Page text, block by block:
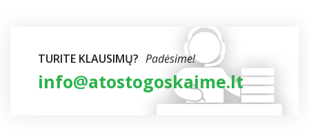
TURITE KLAUSIMŲ? Padėsime!
info@atostogoskaime.lt